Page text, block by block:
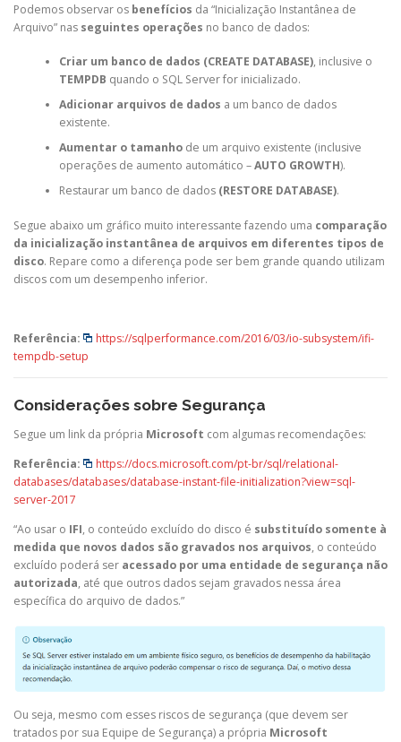
Podemos observar os benefícios da “Inicialização Instantânea de
Arquivo” nas seguintes operações no banco de dados:
Criar um banco de dados (CREATE DATABASE), inclusive o
TEMPDB quando o SQL Server for inicializado.
Adicionar arquivos de dados a um banco de dados
existente.
Aumentar o tamanhode um arquivo existente (inclusive
operações de aumento automático –AUTO GROWTH).
Restaurar um banco de dados (RESTORE DATABASE).
Segue abaixo um gráfico muito interessante fazendo uma comparação
da inicialização instantânea de arquivos em diferentes tipos de
disco. Repare como a diferença pode ser bem grande quando utilizam
discos com um desempenho inferior.
Referência:
https://sqlperformance.com/2016/03/io-subsystem/ifi-
tempdb-setup
Considerações sobre Segurança
Segue um link da própria Microsoft com algumas recomendações:
Referência:
https://docs.microsoft.com/pt-br/sql/relational-
databases/databases/database-instant-file-initialization?view=sql-
server-2017
“Ao usar o IFI, o conteúdo excluído do disco é substituído somente à
medida que novos dados são gravados nos arquivos, o conteúdo
excluído poderá ser acessado por uma entidade de segurança não
autorizada, até que outros dados sejam gravados nessa área
específica do arquivo de dados.”
Ou seja, mesmo com esses riscos de segurança (que devem ser
tratados por sua Equipe de Segurança) a própria Microsoft